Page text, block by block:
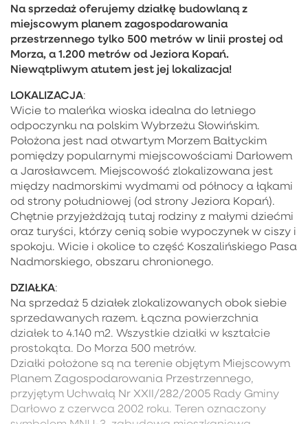
Na sprzedaż oferujemy działkę budowlaną z
miejscowym planem zagospodarowania
przestrzennego tylko 500 metrów w linii prostej od
Morza, a 1.200 metrów od Jeziora Kopań.
Niewątpliwym atutem jest jej lokalizacja!
LOKALIZACJA:
Wicie to maleńka wioska idealna do letniego
odpoczynku na polskim Wybrzeżu Słowińskim.
Położona jest nad otwartym Morzem Bałtyckim
pomiędzy popularnymi miejscowościami Darłowem
a Jarosławcem. Miejscowość zlokalizowana jest
między nadmorskimi wydmami od północy a łąkami
od strony południowej (od strony Jeziora Kopań).
Chętnie przyjeżdżają tutaj rodziny z małymi dziećmi
oraz turyści, którzy cenią sobie wypoczynek w ciszy i
spokoju. Wicie i okolice to część Koszalińskiego Pasa
Nadmorskiego, obszaru chronionego.
DZIAŁKA:
Na sprzedaż 5 działek zlokalizowanych obok siebie
sprzedawanych razem. Łączna powierzchnia
działek to 4.140 m2. Wszystkie działki w kształcie
prostokąta. Do Morza 500 metrów.
Działki położone są na terenie objętym Miejscowym
Planem Zagospodarowania Przestrzennego,
przyjętym Uchwałą Nr XXII/282/2005 Rady Gminy
Darłowo z czerwca 2002 roku. Teren oznaczony